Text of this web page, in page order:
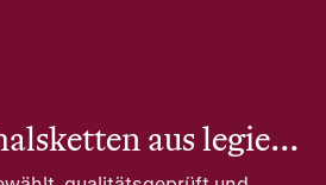
Großhandel halsketten aus legierung für herren